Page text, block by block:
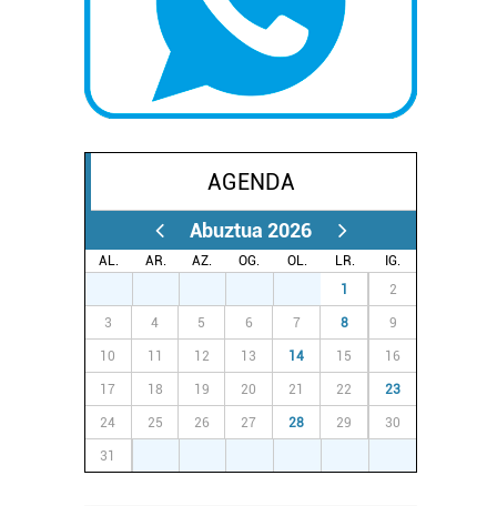
AGENDA
Abuztua 2026
AL. AR. AZ. OG. OL. LR.
IG.
1 2
3 4 5 6 7 8 9
10 11 12 13 14 15 16
17 18 19 20 21 22 23
24 25 26 27 28 29 30
31